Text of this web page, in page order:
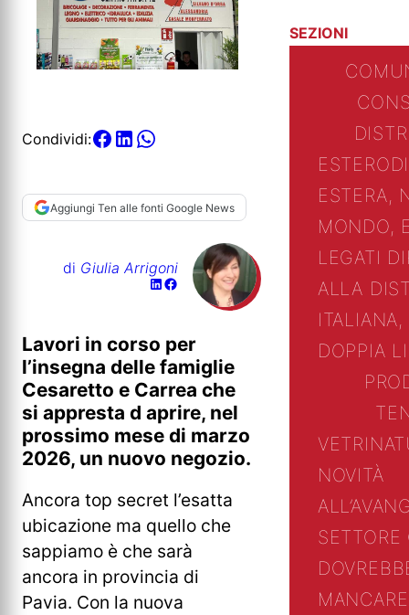
Condividi:
Aggiungi Ten alle fonti Google News
di Giulia Arrigoni
Lavori in corso per
l’insegna delle famiglie
Cesaretto e Carrea che
si appresta d aprire, nel
prossimo mese di marzo
2026, un nuovo negozio.
Ancora top secret l’esatta
ubicazione ma quello che
sappiamo è che sarà
ancora in provincia di
Pavia. Con la nuova
SEZIONI
ESTERO
ESTERA,
MONDO,
LEGATI
ALLA
DOPPIA
VETRINA
NOVITÀ